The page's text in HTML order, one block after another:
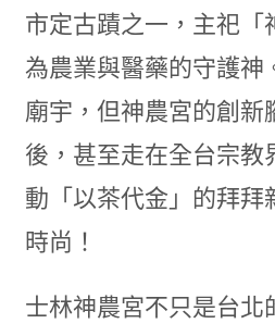
市定古蹟之一，主祀「
為農業與醫藥的守護神
廟宇，但神農宮的創新
後，甚至走在全台宗教
動「以茶代金」的拜拜
時尚！
士林神農宮不只是台北